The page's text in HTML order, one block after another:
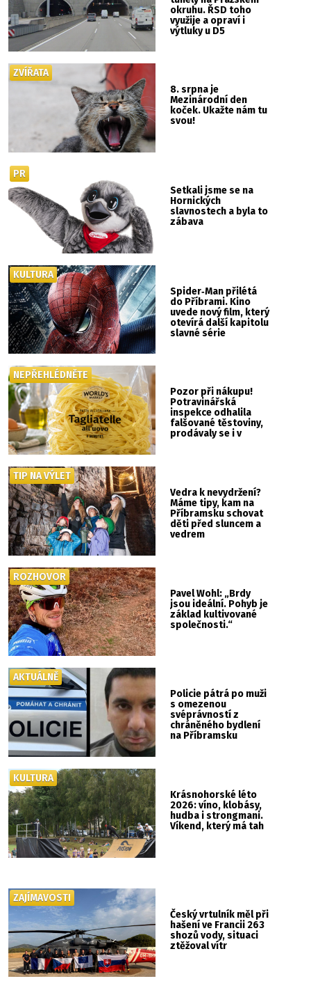
okruhu. ŘSD toho
využije a opraví i
výtluky u D5
8. srpna je
Mezinárodní den
koček. Ukažte nám tu
svou!
ZVÍŘATA
Setkali jsme se na
Hornických
slavnostech a byla to
zábava
PR
Spider‑Man přilétá
do Příbrami. Kino
uvede nový film, který
otevírá další kapitolu
slavné série
KULTURA
Pozor při nákupu!
Potravinářská
inspekce odhalila
falšované těstoviny,
prodávaly se i v
NEPŘEHLÉDNĚTE
Vedra k nevydržení?
Máme tipy, kam na
Příbramsku schovat
děti před sluncem a
vedrem
TIP NA VÝLET
Pavel Wohl: „Brdy
jsou ideální. Pohyb je
základ kultivované
společnosti.“
ROZHOVOR
Policie pátrá po muži
s omezenou
svéprávností z
chráněného bydlení
na Příbramsku
AKTUÁLNĚ
Krásnohorské léto
2026: víno, klobásy,
hudba i strongmani.
Víkend, který má tah
KULTURA
Český vrtulník měl při
hašení ve Francii 263
shozů vody, situaci
ztěžoval vítr
ZAJÍMAVOSTI